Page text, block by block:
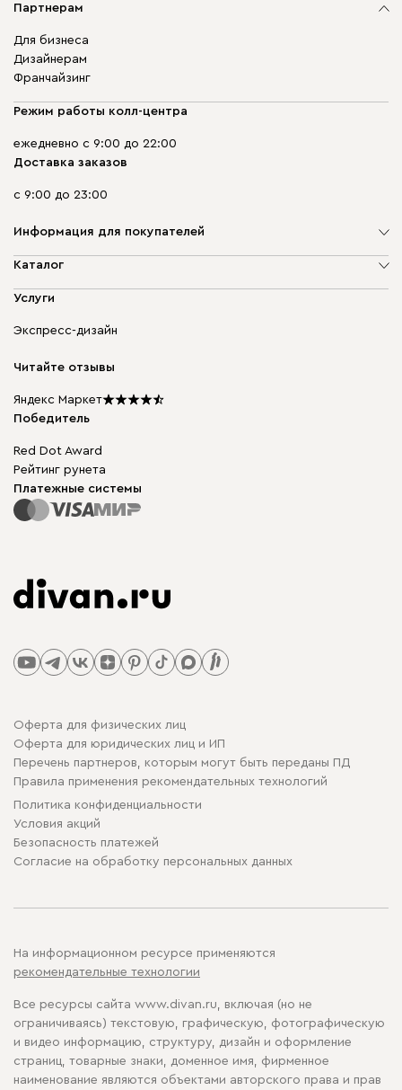
Партнерам
Для бизнеса
Дизайнерам
Франчайзинг
Режим работы колл-центра
ежедневно с 9:00 до 22:00
Доставка заказов
с 9:00 до 23:00
Информация для покупателей
О компании
Доставка и оплата
диван.клуб
Подарочные сертификаты
Мы в прессе
Каталог
Мягкая мебель
Бескаркасная мебель
Столы и стулья
Услуги
Экспресс-дизайн
Читайте отзывы
Яндекс Маркет
Победитель
Red Dot Award
Рейтинг рунета
Платежные системы
Оферта для физических лиц
Оферта для юридических лиц и ИП
Перечень партнеров, которым могут быть переданы ПД
Правила применения рекомендательных технологий
Политика конфиденциальности
Условия акций
Безопасность платежей
Cогласие на обработку персональных данных
На информационном ресурсе применяются
рекомендательные технологии
Все ресурсы сайта www.divan.ru, включая (но не
ограничиваясь) текстовую, графическую, фотографическую
и видео информацию, структуру, дизайн и оформление
страниц, товарные знаки, доменное имя, фирменное
наименование являются объектами авторского права и прав